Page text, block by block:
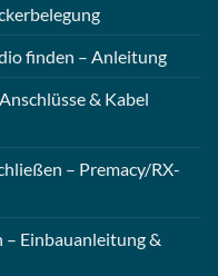
finden – Anleitung
& Kabel
– Premacy/RX-
Einbauanleitung &